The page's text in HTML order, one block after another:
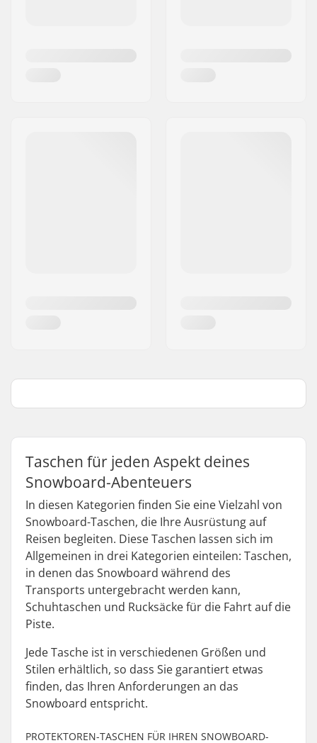
Taschen für jeden Aspekt deines
Snowboard-Abenteuers
In diesen Kategorien finden Sie eine Vielzahl von
Snowboard-Taschen, die Ihre Ausrüstung auf
Reisen begleiten. Diese Taschen lassen sich im
Allgemeinen in drei Kategorien einteilen: Taschen,
in denen das Snowboard während des
Transports untergebracht werden kann,
Schuhtaschen und Rucksäcke für die Fahrt auf die
Piste.
Jede Tasche ist in verschiedenen Größen und
Stilen erhältlich, so dass Sie garantiert etwas
finden, das Ihren Anforderungen an das
Snowboard entspricht.
PROTEKTOREN-TASCHEN FÜR IHREN SNOWBOARD-